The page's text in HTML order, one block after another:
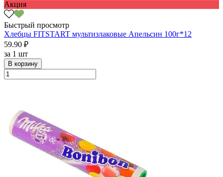
Акция
Быстрый просмотр
Хлебцы FITSTART мультизлаковые Апельсин 100г*12
59.90 ₽
за 1 шт
В корзину